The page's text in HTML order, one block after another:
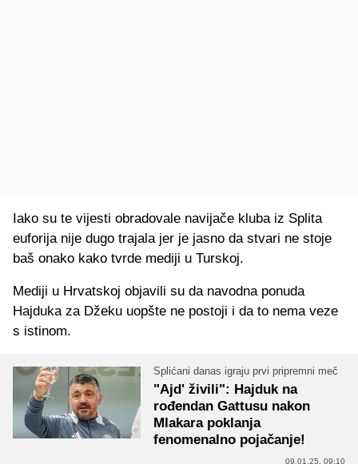
Iako su te vijesti obradovale navijače kluba iz Splita
euforija nije dugo trajala jer je jasno da stvari ne stoje
baš onako kako tvrde mediji u Turskoj.
Mediji u Hrvatskoj objavili su da navodna ponuda
Hajduka za Džeku uopšte ne postoji i da to nema veze
s istinom.
Splićani danas igraju prvi pripremni meč
"Ajd' živili": Hajduk na
rođendan Gattusu nakon
Mlakara poklanja
fenomenalno pojačanje!
09.01.25. 09:10